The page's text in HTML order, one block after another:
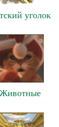
уголок
Животные